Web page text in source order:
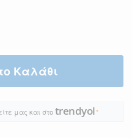
Καλάθι
μας και στο trendyol ●